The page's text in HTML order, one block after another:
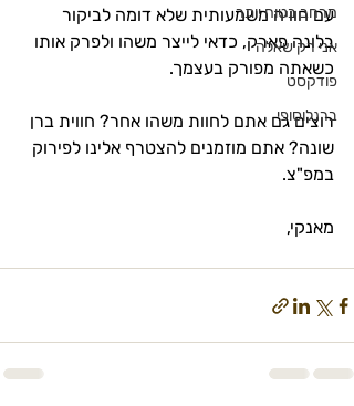
מרחב בטוח יותר
אני רק שאלה
פודקסט
ברנלוסופי
עם חוויה משמעותית שלא דומה לביקור
בלונה פארק, כדאי לייצר משהו ולפרק אותו
כשאתה מפורק בעצמך.
רוצים גם אתם לחוות משהו אחר? חווית ברן
שונה? אתם מוזמנים להצטרף אלינו לפירוק
במפ"צ.
מאנקי,